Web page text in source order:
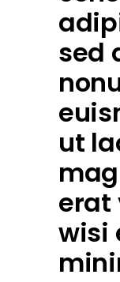
sed
ut
erat
wisi